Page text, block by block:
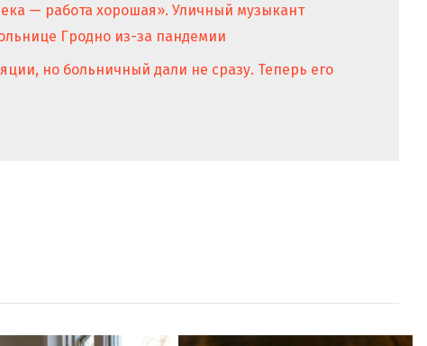
— работа хорошая». Уличный музыкант
Гродно из-за пандемии
но больничный дали не сразу. Теперь его